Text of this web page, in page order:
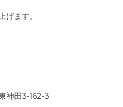
げます。
神田3-162-3